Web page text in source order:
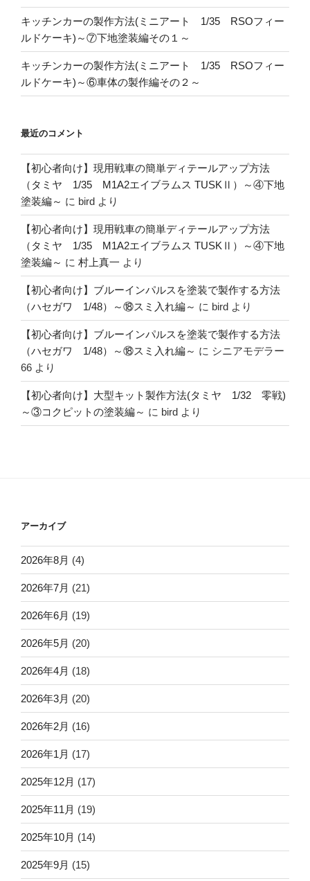
キッチンカーの製作方法(ミニアート 1/35 RSOフィー
ルドケーキ)～⑦下地塗装編その１～
キッチンカーの製作方法(ミニアート 1/35 RSOフィー
ルドケーキ)～⑥車体の製作編その２～
最近のコメント
【初心者向け】現用戦車の簡単ディテールアップ方法
（タミヤ 1/35 M1A2エイブラムス TUSKⅡ）～④下地
塗装編～ に bird より
【初心者向け】現用戦車の簡単ディテールアップ方法
（タミヤ 1/35 M1A2エイブラムス TUSKⅡ）～④下地
塗装編～ に 村上真一 より
【初心者向け】ブルーインパルスを塗装で製作する方法
（ハセガワ 1/48）～⑱スミ入れ編～ に bird より
【初心者向け】ブルーインパルスを塗装で製作する方法
（ハセガワ 1/48）～⑱スミ入れ編～ に シニアモデラー
66 より
【初心者向け】大型キット製作方法(タミヤ 1/32 零戦)
～③コクピットの塗装編～ に bird より
アーカイブ
2026年8月 (4)
2026年7月 (21)
2026年6月 (19)
2026年5月 (20)
2026年4月 (18)
2026年3月 (20)
2026年2月 (16)
2026年1月 (17)
2025年12月 (17)
2025年11月 (19)
2025年10月 (14)
2025年9月 (15)